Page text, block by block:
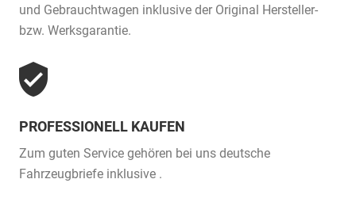
und Gebrauchtwagen inklusive der Original Hersteller-
bzw. Werksgarantie.
PROFESSIONELL KAUFEN
Zum guten Service gehören bei uns deutsche
Fahrzeugbriefe inklusive .